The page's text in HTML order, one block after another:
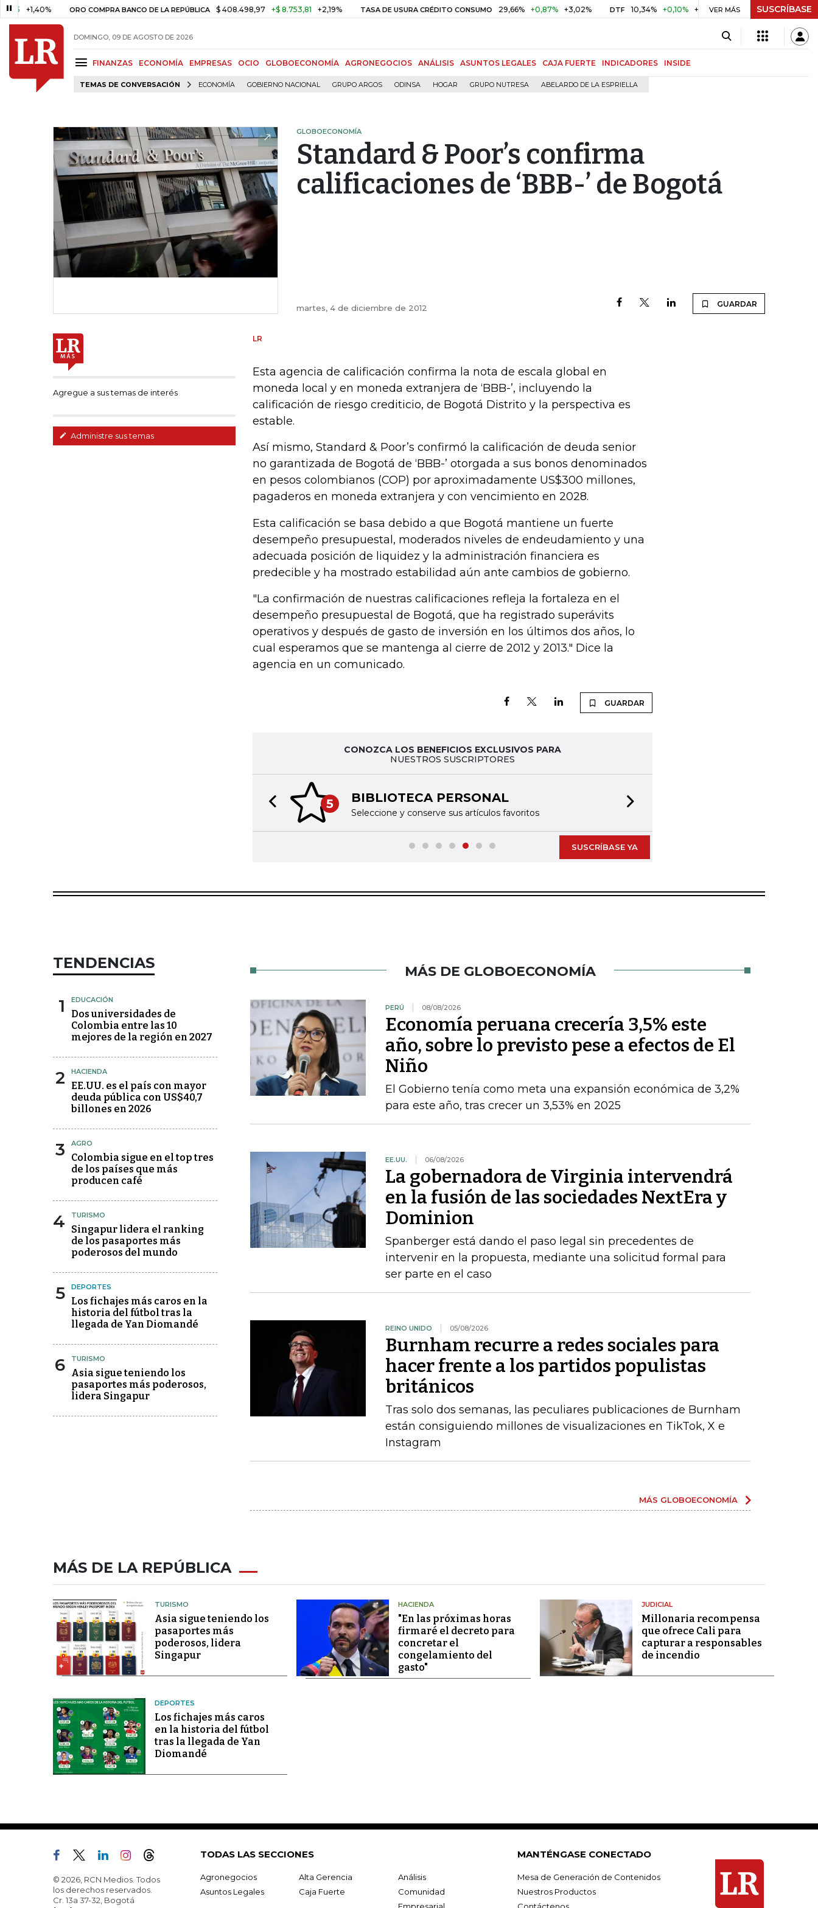
+1,40% ORO COMPRA BANCO DE LA REPÚBLICA $ 408.498,97 +$ 8.753,81 +2,19% TASA DE USURA CRÉDITO CONSUMO 29,66% +0,87% +3,02% DTF 10,34% +0,10% +0,98% UVR $ 417,01 +$ 0,05
VER MÁS SUSCRÍBASE
DOMINGO, 09 DE AGOSTO DE 2026
FINANZAS ECONOMÍA EMPRESAS OCIO GLOBOECONOMÍA AGRONEGOCIOS ANÁLISIS ASUNTOS LEGALES CAJA FUERTE INDICADORES INSIDE
TEMAS DE CONVERSACIÓN ECONOMÍA GOBIERNO NACIONAL GRUPO ARGOS ODINSA HOGAR GRUPO NUTRESA ABELARDO DE LA ESPRIELLA
GLOBOECONOMÍA
Standard & Poor’s confirma
calificaciones de ‘BBB-’ de Bogotá
martes, 4 de diciembre de 2012 GUARDAR
Agregue a sus temas de interés
Administre sus temas
LR
Esta agencia de calificación confirma la nota de escala global en
moneda local y en moneda extranjera de ‘BBB-’, incluyendo la
calificación de riesgo crediticio, de Bogotá Distrito y la perspectiva es
estable.
Así mismo, Standard & Poor’s confirmó la calificación de deuda senior
no garantizada de Bogotá de ‘BBB-’ otorgada a sus bonos denominados
en pesos colombianos (COP) por aproximadamente US$300 millones,
pagaderos en moneda extranjera y con vencimiento en 2028.
Esta calificación se basa debido a que Bogotá mantiene un fuerte
desempeño presupuestal, moderados niveles de endeudamiento y una
adecuada posición de liquidez y la administración financiera es
predecible y ha mostrado estabilidad aún ante cambios de gobierno.
"La confirmación de nuestras calificaciones refleja la fortaleza en el
desempeño presupuestal de Bogotá, que ha registrado superávits
operativos y después de gasto de inversión en los últimos dos años, lo
cual esperamos que se mantenga al cierre de 2012 y 2013." Dice la
agencia en un comunicado.
GUARDAR
CONOZCA LOS BENEFICIOS EXCLUSIVOS PARA
NUESTROS SUSCRIPTORES
5 BIBLIOTECA PERSONAL
Seleccione y conserve sus artículos favoritos
Previous slide
SUSCRÍBASE YA
TENDENCIAS
1 EDUCACIÓN
Dos universidades de
Colombia entre las 10
mejores de la región en 2027
2 HACIENDA
EE.UU. es el país con mayor
deuda pública con US$40,7
billones en 2026
3 AGRO
Colombia sigue en el top tres
de los países que más
producen café
4 TURISMO
Singapur lidera el ranking
de los pasaportes más
poderosos del mundo
5 DEPORTES
Los fichajes más caros en la
historia del fútbol tras la
llegada de Yan Diomandé
6 TURISMO
Asia sigue teniendo los
pasaportes más poderosos,
lidera Singapur
MÁS DE GLOBOECONOMÍA
PERÚ 08/08/2026
Economía peruana crecería 3,5% este
año, sobre lo previsto pese a efectos de El
Niño
El Gobierno tenía como meta una expansión económica de 3,2%
para este año, tras crecer un 3,53% en 2025
EE.UU. 06/08/2026
La gobernadora de Virginia intervendrá
en la fusión de las sociedades NextEra y
Dominion
Spanberger está dando el paso legal sin precedentes de
intervenir en la propuesta, mediante una solicitud formal para
ser parte en el caso
REINO UNIDO 05/08/2026
Burnham recurre a redes sociales para
hacer frente a los partidos populistas
británicos
Tras solo dos semanas, las peculiares publicaciones de Burnham
están consiguiendo millones de visualizaciones en TikTok, X e
Instagram
MÁS GLOBOECONOMÍA
MÁS DE LA REPÚBLICA
TURISMO
Asia sigue teniendo los
pasaportes más
poderosos, lidera
Singapur
HACIENDA
"En las próximas horas
firmaré el decreto para
concretar el
congelamiento del
gasto"
JUDICIAL
Millonaria recompensa
que ofrece Cali para
capturar a responsables
de incendio
DEPORTES
Los fichajes más caros
en la historia del fútbol
tras la llegada de Yan
Diomandé
© 2026, RCN Medios. Todos
los derechos reservados.
Cr. 13a 37-32, Bogotá
TODAS LAS SECCIONES
Agronegocios Alta Gerencia
Análisis
Asuntos Legales
Caja Fuerte
Comunidad
MANTÉNGASE CONECTADO
Mesa de Generación de Contenidos
Nuestros Productos